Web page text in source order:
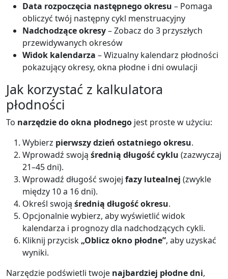
Data rozpoczęcia następnego okresu – Pomaga
obliczyć twój następny cykl menstruacyjny
Nadchodzące okresy– Zobacz do 3 przyszłych
przewidywanych okresów
Widok kalendarza – Wizualny kalendarz płodności
pokazujący okresy, okna płodne i dni owulacji
Jak korzystać z kalkulatora
płodności
To narzędzie do okna płodnego jest proste w użyciu:
Wybierz pierwszy dzień ostatniego okresu.
Wprowadź swoją średnią długość cyklu (zazwyczaj
21–45 dni).
Wprowadź długość swojej fazy lutealnej (zwykle
między 10 a 16 dni).
Określ swoją średnią długość okresu.
Opcjonalnie wybierz, aby wyświetlić widok
kalendarza i prognozy dla nadchodzących cykli.
Kliknij przycisk „Oblicz okno płodne”, aby uzyskać
wyniki.
Narzędzie podświetli twoje najbardziej płodne dni,